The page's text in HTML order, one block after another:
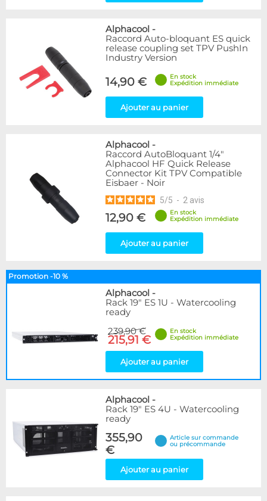
Alphacool -
Raccord Auto-bloquant ES quick
release coupling set TPV PushIn
Industry Version
14,90 €
En stock
Expédition immédiate
Ajouter au panier
Alphacool -
Raccord AutoBloquant 1/4"
Alphacool HF Quick Release
Connector Kit TPV Compatible
Eisbaer - Noir
5/5 - 2 avis
12,90 €
En stock
Expédition immédiate
Ajouter au panier
Promotion -10 %
Alphacool -
Rack 19" ES 1U - Watercooling
ready
239,90 €
215,91 €
En stock
Expédition immédiate
Ajouter au panier
Alphacool -
Rack 19" ES 4U - Watercooling
ready
355,90
€
Article sur commande
ou précommande
Ajouter au panier